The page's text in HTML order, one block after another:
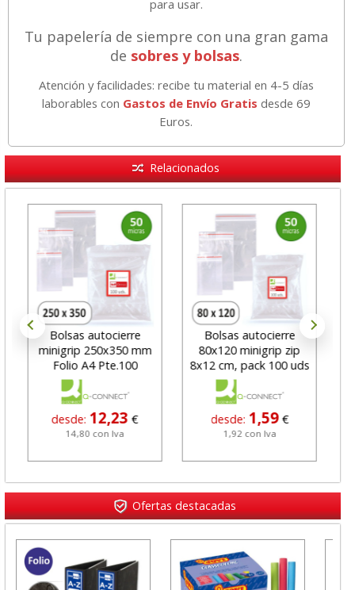
para usar.
Tu papelería de siempre con una gran gama
de sobres y bolsas.
Atención y facilidades: recibe tu material en 4-5 días
laborables con Gastos de Envío Gratis desde 69
Euros.
Relacionados
Bolsas autocierre
minigrip 250x350 mm
Folio A4 Pte.100
desde:12,23 €
14,80 con Iva
Bolsas autocierre
80x120 minigrip zip
8x12 cm, pack 100 uds
desde:1,59 €
1,92 con Iva
Ofertas destacadas